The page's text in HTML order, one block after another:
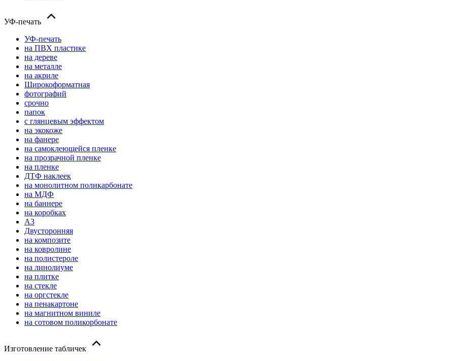
УФ-печать
УФ-печать
на ПВХ пластике
на дереве
на металле
на акриле
Широкоформатная
фотографий
срочно
папок
с глянцевым эффектом
на экокоже
на фанере
на самоклеющейся пленке
на прозрачной пленке
на пленке
ДТФ наклеек
на монолитном поликарбонате
на МДФ
на баннере
на коробках
А3
Двусторонняя
на композите
на ковролине
на полистероле
на линолиуме
на плитке
на стекле
на оргстекле
на пенакартоне
на магнитном виниле
на сотовом поликорбонате
Изготовление табличек